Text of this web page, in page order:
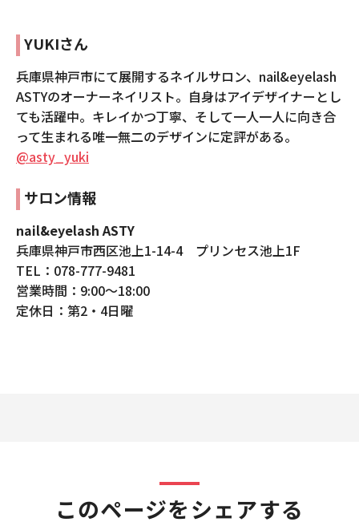
YUKIさん
兵庫県神戸市にて展開するネイルサロン、nail&eyelash
ASTYのオーナーネイリスト。自身はアイデザイナーとし
ても活躍中。キレイかつ丁寧、そして一人一人に向き合
って生まれる唯一無二のデザインに定評がある。
@asty_yuki
サロン情報
nail&eyelash ASTY
兵庫県神戸市西区池上1-14-4 プリンセス池上1F
TEL：078-777-9481
営業時間：9:00〜18:00
定休日：第2・4日曜
このページをシェアする